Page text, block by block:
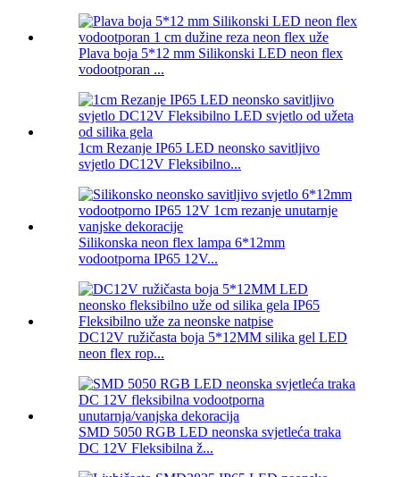
Plava boja 5*12 mm Silikonski LED neon flex
vodootporan ...
1cm Rezanje IP65 LED neonsko savitljivo
svjetlo DC12V Fleksibilno...
Silikonska neon flex lampa 6*12mm
vodootporna IP65 12V...
DC12V ružičasta boja 5*12MM silika gel LED
neon flex rop...
SMD 5050 RGB LED neonska svjetleća traka
DC 12V Fleksibilna ž...